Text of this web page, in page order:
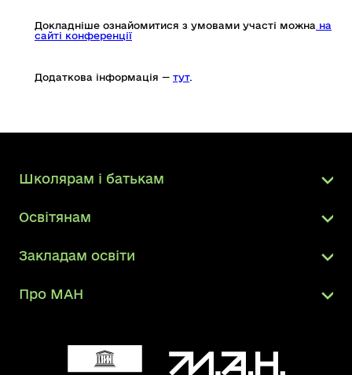
Докладніше ознайомитися з умовами участі можна на
сайті конференції
Додаткова інформація — тут.
Школярам і батькам
Освітянам
Закладам освіти
Про МАН